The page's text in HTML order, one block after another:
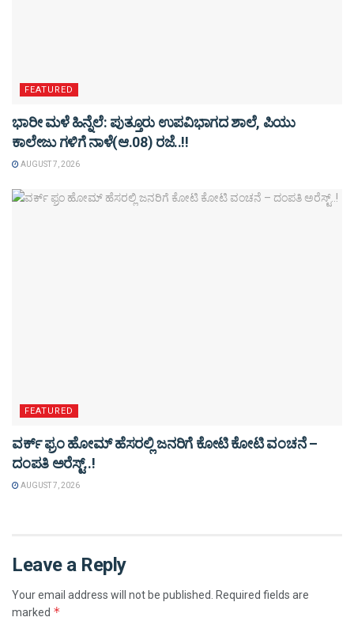
FEATURED
ಭಾರೀ ಮಳೆ ಹಿನ್ನೆಲೆ: ಪುತ್ತೂರು ಉಪವಿಭಾಗದ ಶಾಲೆ, ಪಿಯು
ಕಾಲೇಜು ಗಳಿಗೆ ನಾಳೆ(ಆ.08) ರಜೆ..!!
AUGUST 7, 2026
FEATURED
ವರ್ಕ್ ಫ್ರಂ ಹೋಮ್ ಹೆಸರಲ್ಲಿ ಜನರಿಗೆ ಕೋಟಿ ಕೋಟಿ ವಂಚನೆ –
ದಂಪತಿ ಅರೆಸ್ಟ್..!
AUGUST 7, 2026
Leave a Reply
Your email address will not be published. Required fields are
marked *